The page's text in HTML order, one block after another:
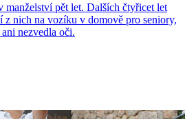
manželství pět let. Dalších čtyřicet let
z nich na vozíku v domově pro seniory,
nezvedla oči.